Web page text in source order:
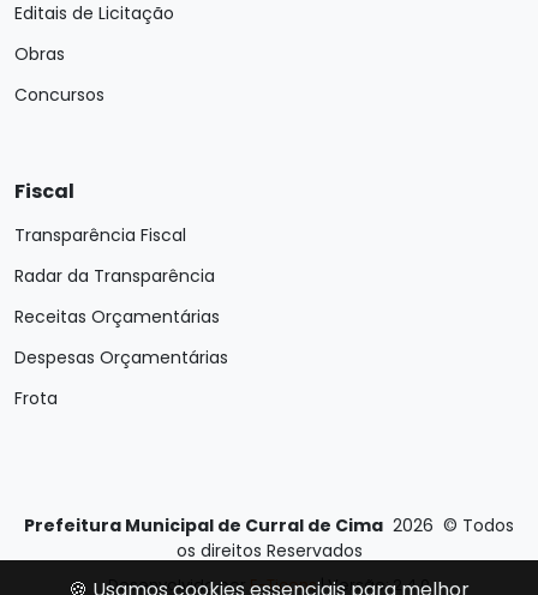
Editais de Licitação
Obras
Concursos
Fiscal
Transparência Fiscal
Radar da Transparência
Receitas Orçamentárias
Despesas Orçamentárias
Frota
Prefeitura Municipal de Curral de Cima 2026 © Todos
os direitos Reservados
Desenvolvido por E-Ticons| Versão: 2.4.0